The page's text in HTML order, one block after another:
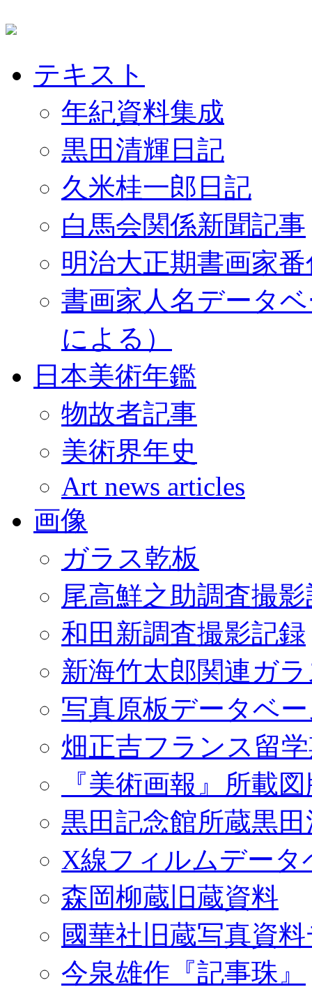
テキスト
年紀資料集成
黒田清輝日記
久米桂一郎日記
白馬会関係新聞記事
明治大正期書画家
書画家人名データ
による）
日本美術年鑑
物故者記事
美術界年史
Art news articles
画像
ガラス乾板
尾高鮮之助調査撮
和田新調査撮影記録
新海竹太郎関連ガ
写真原板データベ
畑正吉フランス留
『美術画報』所載
黒田記念館所蔵黒
X線フィルムデータ
森岡柳蔵旧蔵資料
國華社旧蔵写真資
今泉雄作『記事珠』